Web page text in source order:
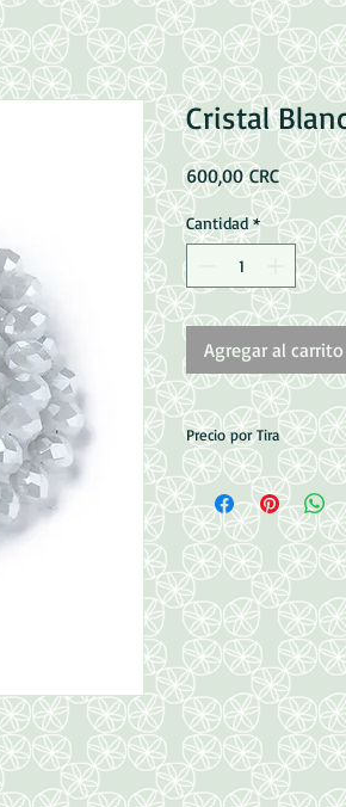
Cristal
600,00 CRCPrecio
Cantidad *
Agregar al carrito
Precio por Tira
Medidas: 6x4.5~5mm
Perforación: 1mm
Contenido: 95pzs/tira
35cm aprox